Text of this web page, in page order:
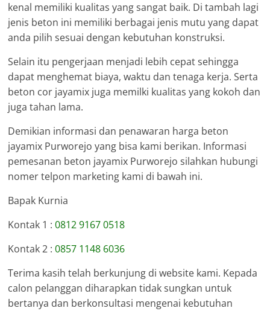
kenal memiliki kualitas yang sangat baik. Di tambah lagi
jenis beton ini memiliki berbagai jenis mutu yang dapat
anda pilih sesuai dengan kebutuhan konstruksi.
Selain itu pengerjaan menjadi lebih cepat sehingga
dapat menghemat biaya, waktu dan tenaga kerja. Serta
beton cor jayamix juga memilki kualitas yang kokoh dan
juga tahan lama.
Demikian informasi dan penawaran harga beton
jayamix Purworejo yang bisa kami berikan. Informasi
pemesanan beton jayamix Purworejo silahkan hubungi
nomer telpon marketing kami di bawah ini.
Bapak Kurnia
Kontak 1 :0812 9167 0518
Kontak 2 :0857 1148 6036
Terima kasih telah berkunjung di website kami. Kepada
calon pelanggan diharapkan tidak sungkan untuk
bertanya dan berkonsultasi mengenai kebutuhan